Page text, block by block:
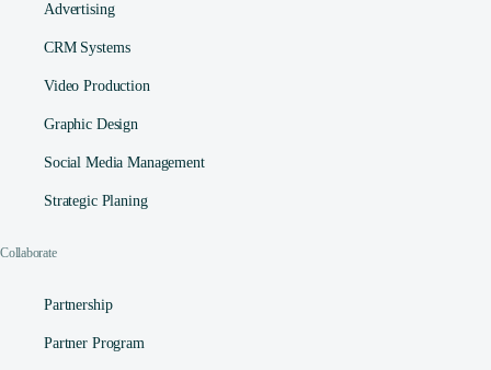
Advertising
CRM Systems
Video Production
Graphic Design
Social Media Management​
Strategic Planing
Collaborate
Partnership
Partner Program